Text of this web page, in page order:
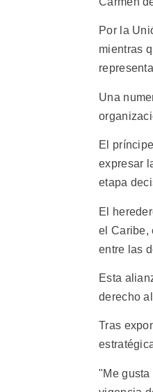
Por la
mientras
Una
El
expresar
etapa
El
el Caribe,
entre las
Esta
derecho
Tras
"Me